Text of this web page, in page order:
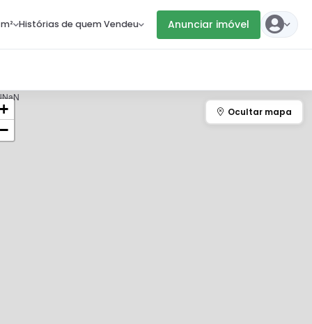
Histórias de quem Vendeu Anunciar imóvel
+
−
NaN